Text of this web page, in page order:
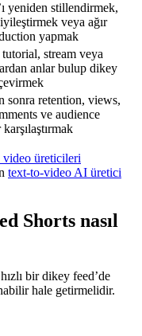
yeniden stillendirmek,
veya ağır
yapmak
tutorial, stream veya
anlar bulup dikey
sonra retention, views,
ve audience
üreticileri
text-to-video AI üretici
Shorts nasıl
bir dikey feed’de
hale getirmelidir.